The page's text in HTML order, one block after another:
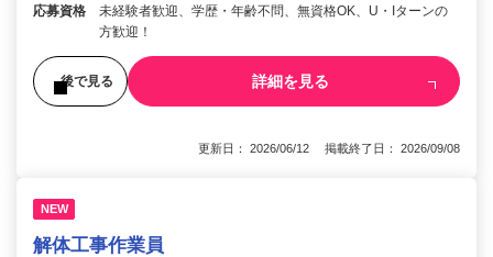
応募資格
未経験者歓迎、学歴・年齢不問、無資格OK、U・Iターンの
方歓迎！
後で見る 詳細を見る
更新日： 2026/06/12 掲載終了日： 2026/09/08
NEW
解体工事作業員